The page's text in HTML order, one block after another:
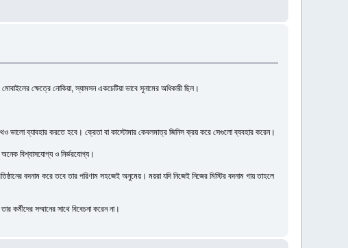
ক্ষেত্রে নোকিয়া, স্যামসন একচেটিয়া ভাবে সুনামের অধিকারী ছিল।
ভালো ব্যাবহার করতে হবে। ক্রেতা বা কাস্টোমার কেবলমাত্র জিনিস ক্রয় করে সেগুলো ব্যবহার করেন।
বিশ্বাসযোগ্য ও নির্ভরযোগ্য।
বদনাম করে তবে তার পরিণাম সহজেই অনুমেয়। ময়রা যদি নিজেই নিজের মিস্টির বদনাম গায় তাহলে
কর্মীদের সম্মানের সাথে বিবেচনা করেন না।